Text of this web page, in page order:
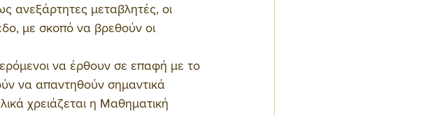
ανεξάρτητες μεταβλητές, οι
με σκοπό να βρεθούν οι
να έρθουν σε επαφή με το
να απαντηθούν σημαντικά
χρειάζεται η Μαθηματική